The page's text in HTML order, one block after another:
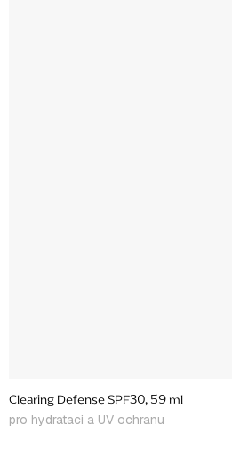
Clearing Defense SPF30, 59 ml
pro hydrataci a UV ochranu